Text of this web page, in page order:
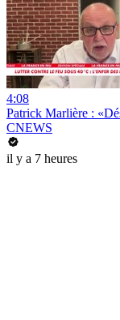
4:08
Patrick Marlière :
CNEWS
il y a 7 heures